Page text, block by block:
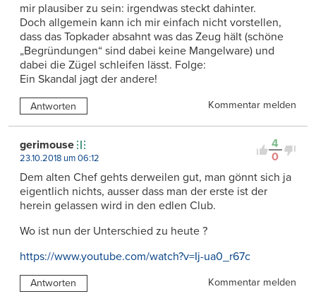
mir plausiber zu sein: irgendwas steckt dahinter.
Doch allgemein kann ich mir einfach nicht vorstellen,
dass das Topkader absahnt was das Zeug hält (schöne
„Begründungen“ sind dabei keine Mangelware) und
dabei die Zügel schleifen lässt. Folge:
Ein Skandal jagt der andere!
Antworten Kommentar melden
4
0
gerimouse
23.10.2018 um 06:12
Dem alten Chef gehts derweilen gut, man gönnt sich ja
eigentlich nichts, ausser dass man der erste ist der
herein gelassen wird in den edlen Club.
Wo ist nun der Unterschied zu heute ?
https://www.youtube.com/watch?v=Ij-ua0_r67c
Antworten Kommentar melden